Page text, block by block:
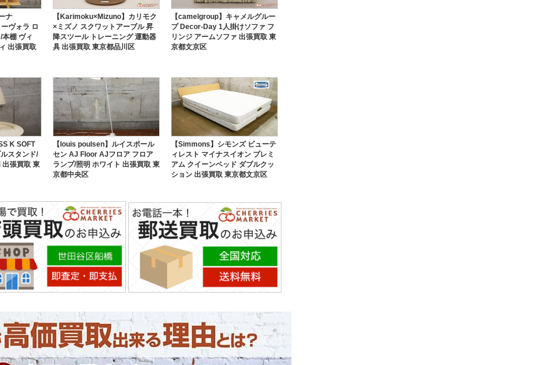
ナ
ヴォラ ロ
本棚 ヴィ
出張買取
【Karimoku×Mizuno】カリモク
×ミズノ スクワットアーブル 昇
降スツール トレーニング 運動器
具 出張買取 東京都品川区
【camelgroup】キャメルグルー
プ Decor-Day 1人掛けソファ フ
リンジ アームソファ 出張買取 東
京都文京区
K SOFT
スタンド/
出張買取 東
【louis poulsen】ルイスポール
セン AJ Floor AJフロア フロア
ランプ/照明 ホワイト 出張買取 東
京都中央区
【Simmons】シモンズ ビューテ
ィレスト マイナスイオン プレミ
アム クイーンベッド ダブルクッ
ション 出張買取 東京都文京区